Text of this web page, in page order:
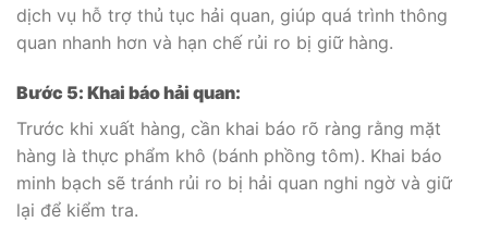
dịch vụ hỗ trợ thủ tục hải quan, giúp quá trình thông
quan nhanh hơn và hạn chế rủi ro bị giữ hàng.
Bước 5: Khai báo hải quan:
Trước khi xuất hàng, cần khai báo rõ ràng rằng mặt
hàng là thực phẩm khô (bánh phồng tôm). Khai báo
minh bạch sẽ tránh rủi ro bị hải quan nghi ngờ và giữ
lại để kiểm tra.